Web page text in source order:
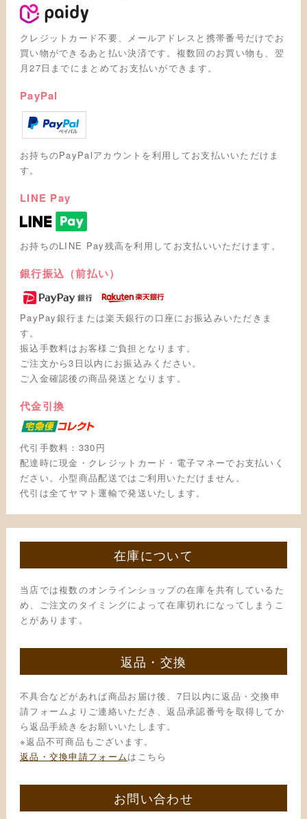
クレジットカード不要、メールアドレスと携帯番号だけでお
買い物ができるあと払い決済です。複数回のお買い物も、翌
月27日までにまとめてお支払いができます。
PayPal
お持ちのPayPalアカウントを利用してお支払いいただけま
す。
LINE Pay
お持ちのLINE Pay残高を利用してお支払いいただけます。
銀行振込（前払い）
PayPay銀行または楽天銀行の口座にお振込みいただきま
す。
振込手数料はお客様ご負担となります。
ご注文から3日以内にお振込みください。
ご入金確認後の商品発送となります。
代金引換
代引手数料：330円
配達時に現金・クレジットカード・電子マネーでお支払いく
ださい。小型商品配送ではご利用いただけません。
代引は全てヤマト運輸で発送いたします。
在庫について
当店では複数のオンラインショップの在庫を共有しているた
め、ご注文のタイミングによって在庫切れになってしまうこ
とがあります。
返品・交換
不具合などがあれば商品お届け後、7日以内に返品・交換申
請フォームよりご連絡いただき、返品承認番号を取得してか
ら返品手続きをお願いいたします。
※返品不可商品もございます。
返品・交換申請フォームはこちら
お問い合わせ